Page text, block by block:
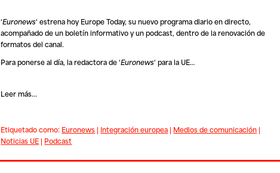
‘Euronews‘ estrena hoy Europe Today, su nuevo programa diario en directo,
acompañado de un boletín informativo y un podcast, dentro de la renovación de
formatos del canal.
Para ponerse al día, la redactora de ‘Euronews‘ para la UE…
Leer más...
Etiquetado como: Euronews | Integración europea | Medios de comunicación |
Noticias UE | Podcast